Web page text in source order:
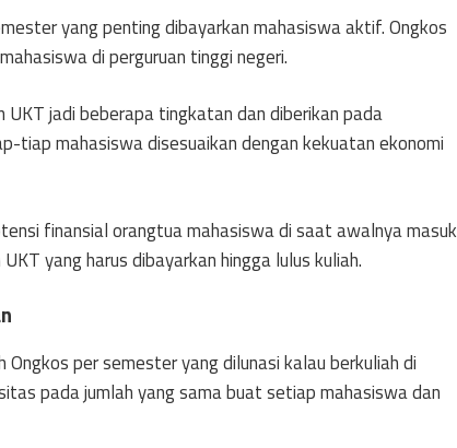
yang penting dibayarkan mahasiswa aktif. Ongkos
di perguruan tinggi negeri.
jadi beberapa tingkatan dan diberikan pada
tiap mahasiswa disesuaikan dengan kekuatan ekonomi
finansial orangtua mahasiswa di saat awalnya masuk
yang harus dibayarkan hingga lulus kuliah.
per semester yang dilunasi kalau berkuliah di
pada jumlah yang sama buat setiap mahasiswa dan